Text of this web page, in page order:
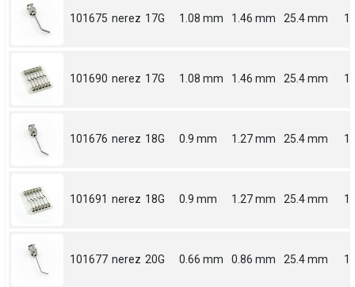
101675 nerez 17G 1.08 mm 1.46 mm 25.4 mm 1
101690 nerez 17G 1.08 mm 1.46 mm 25.4 mm 1
101676 nerez 18G 0.9 mm 1.27 mm 25.4 mm 1
101691 nerez 18G 0.9 mm 1.27 mm 25.4 mm 1
101677 nerez 20G 0.66 mm 0.86 mm 25.4 mm 1